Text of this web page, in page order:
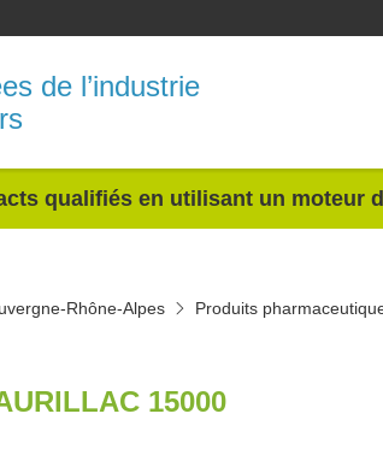
de l’industrie
qualifiés en utilisant un moteur
Rhône-Alpes
Produits
15000